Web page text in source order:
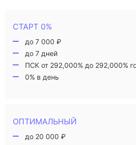
СТАРТ 0%
до 7 000 ₽
до 7 дней
ПСК от 292,000% до 292,000%
0% в день
ОПТИМАЛЬНЫЙ
до 20 000 ₽